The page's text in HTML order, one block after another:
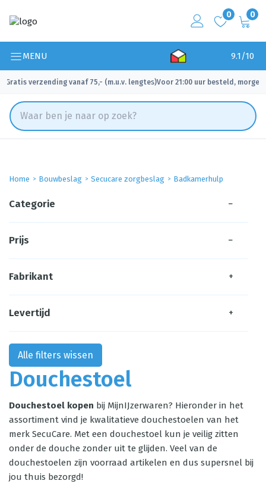
0 0
MENU 9.1/10
Gratis verzending vanaf 75,- (m.u.v. lengtes)
✓ Voor 21:00 uur besteld, morgen
Home Bouwbeslag Secucare zorgbeslag Badkamerhulp
Douchestoel
Douchestoel kopen bij MijnIJzerwaren? Hieronder in het
assortiment vind je kwalitatieve douchestoelen van het
merk SecuCare. Met een douchestoel kun je veilig zitten
onder de douche zonder uit te glijden. Veel van de
douchestoelen zijn voorraad artikelen en dus supersnel bij
jou thuis bezorgd!
Categorie −
Prijs −
Fabrikant +
Levertijd +
Alle filters wissen